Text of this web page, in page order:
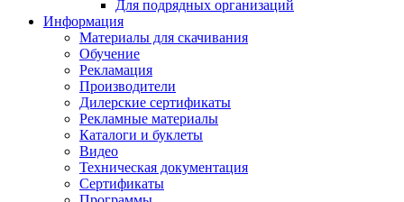
Для подрядных организаций
Информация
Материалы для скачивания
Обучение
Рекламация
Производители
Дилерские сертификаты
Рекламные материалы
Каталоги и буклеты
Видео
Техническая документация
Сертификаты